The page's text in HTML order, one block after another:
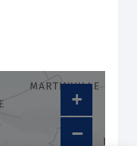
+
−